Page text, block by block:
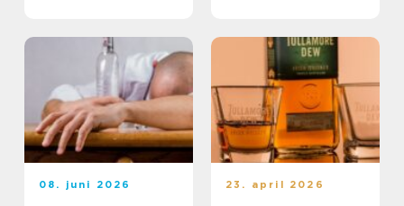
08. juni 2026 23. april 2026